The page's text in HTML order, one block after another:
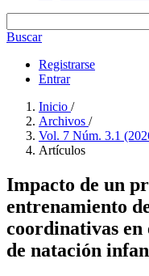
Buscar
Registrarse
Entrar
Inicio /
Archivos /
Vol. 7 Núm. 3.1
Artículos
Impacto de un
entrenamiento
coordinativas
de natación